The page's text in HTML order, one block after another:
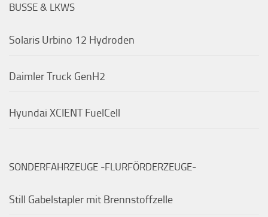
BUSSE & LKWS
Solaris Urbino 12 Hydroden
Daimler Truck GenH2
Hyundai XCIENT FuelCell
SONDERFAHRZEUGE -FLURFÖRDERZEUGE-
Still Gabelstapler mit Brennstoffzelle